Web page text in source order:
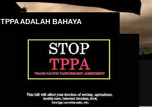
TPPA ADALAH BAHAYA